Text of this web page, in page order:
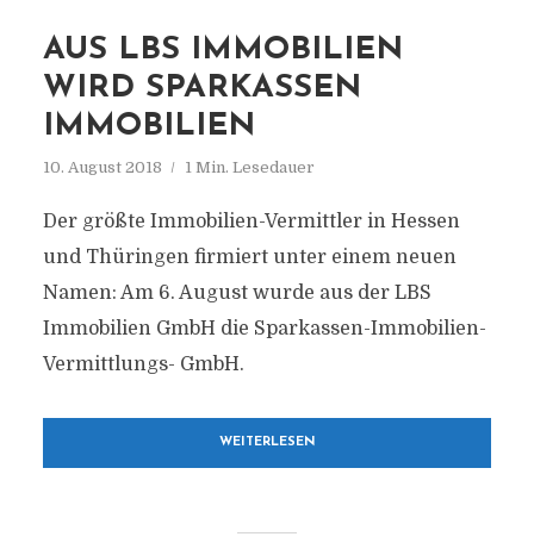
AUS LBS IMMOBILIEN
WIRD SPARKASSEN
IMMOBILIEN
10. August 2018 1 Min. Lesedauer
Der größte Immobilien-Vermittler in Hessen
und Thüringen firmiert unter einem neuen
Namen: Am 6. August wurde aus der LBS
Immobilien GmbH die Sparkassen-Immobilien-
Vermittlungs- GmbH.
WEITERLESEN